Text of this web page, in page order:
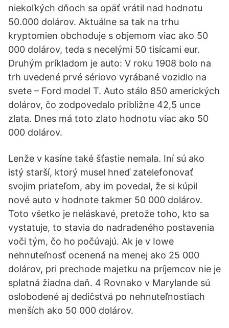
niekoľkých dňoch sa opäť vrátil nad hodnotu
50.000 dolárov. Aktuálne sa tak na trhu
kryptomien obchoduje s objemom viac ako 50
000 dolárov, teda s necelými 50 tisícami eur.
Druhým príkladom je auto: V roku 1908 bolo na
trh uvedené prvé sériovo vyrábané vozidlo na
svete – Ford model T. Auto stálo 850 amerických
dolárov, čo zodpovedalo približne 42,5 unce
zlata. Dnes má toto zlato hodnotu viac ako 50
000 dolárov.
Lenže v kasíne také šťastie nemala. Iní sú ako
istý starší, ktorý musel hneď zatelefonovať
svojim priateľom, aby im povedal, že si kúpil
nové auto v hodnote takmer 50 000 dolárov.
Toto všetko je neláskavé, pretože toho, kto sa
vystatuje, to stavia do nadradeného postavenia
voči tým, čo ho počúvajú. Ak je v Iowe
nehnuteľnosť ocenená na menej ako 25 000
dolárov, pri prechode majetku na príjemcov nie je
splatná žiadna daň. 4 Rovnako v Marylande sú
oslobodené aj dedičstvá po nehnuteľnostiach
menších ako 50 000 dolárov.